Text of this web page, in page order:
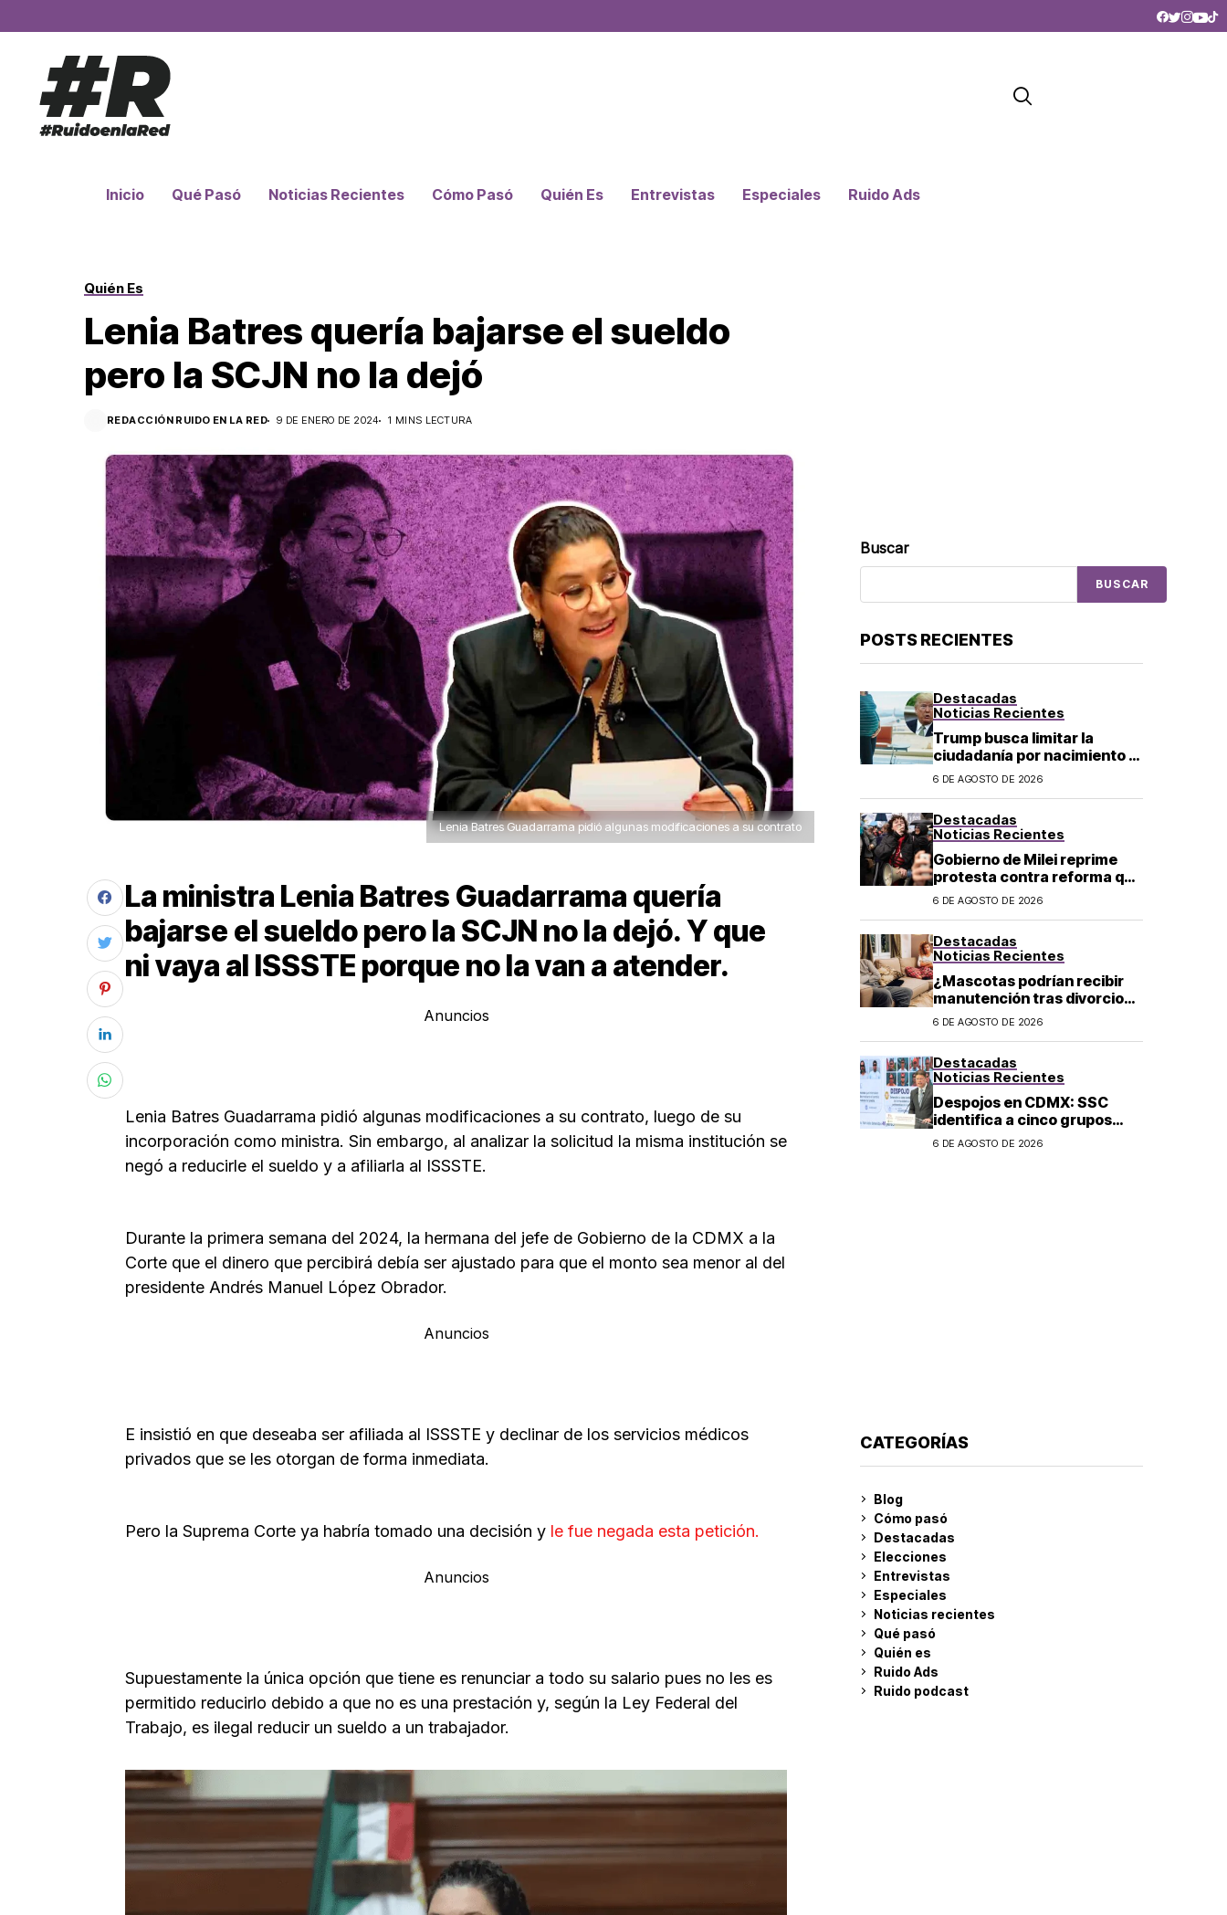
Inicio Qué Pasó Noticias Recientes Cómo Pasó Quién Es Entrevistas Especiales Ruido Ads
Quién Es
Lenia Batres quería bajarse el sueldo
pero la SCJN no la dejó
REDACCIÓN RUIDO EN LA RED 9 DE ENERO DE 2024 1 MINS LECTURA
Lenia Batres Guadarrama pidió algunas modificaciones a su contrato
La ministra Lenia Batres Guadarrama quería
bajarse el sueldo pero la SCJN no la dejó. Y que
ni vaya al ISSSTE porque no la van a atender.
Anuncios
Lenia Batres Guadarrama pidió algunas modificaciones a su contrato, luego de su
incorporación como ministra. Sin embargo, al analizar la solicitud la misma institución se
negó a reducirle el sueldo y a afiliarla al ISSSTE.
Durante la primera semana del 2024, la hermana del jefe de Gobierno de la CDMX a la
Corte que el dinero que percibirá debía ser ajustado para que el monto sea menor al del
presidente Andrés Manuel López Obrador.
Anuncios
E insistió en que deseaba ser afiliada al ISSSTE y declinar de los servicios médicos
privados que se les otorgan de forma inmediata.
Pero la Suprema Corte ya habría tomado una decisión y le fue negada esta petición.
Anuncios
Supuestamente la única opción que tiene es renunciar a todo su salario pues no les es
permitido reducirlo debido a que no es una prestación y, según la Ley Federal del
Trabajo, es ilegal reducir un sueldo a un trabajador.
Buscar
BUSCAR
POSTS RECIENTES
Destacadas
Noticias Recientes
Trump busca limitar la
ciudadanía por nacimiento y
el «turismo de parto» en EU;
6 DE AGOSTO DE 2026
Destacadas
Noticias Recientes
Gobierno de Milei reprime
protesta contra reforma que
permite la venta de tierra a
6 DE AGOSTO DE 2026
Destacadas
Noticias Recientes
¿Mascotas podrían recibir
manutención tras divorcio
de sus dueños en CDMX?
6 DE AGOSTO DE 2026
Destacadas
Noticias Recientes
Despojos en CDMX: SSC
identifica a cinco grupos
criminales vinculados a este
6 DE AGOSTO DE 2026
CATEGORÍAS
Blog
Cómo pasó
Destacadas
Elecciones
Entrevistas
Especiales
Noticias recientes
Qué pasó
Quién es
Ruido Ads
Ruido podcast